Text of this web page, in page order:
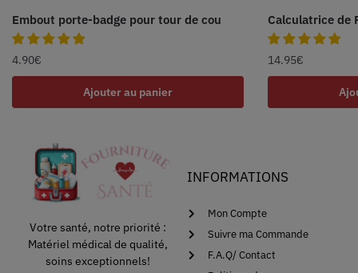
Embout porte-badge pour tour de cou
4.90€
Ajouter au panier
Calculatrice de
14.95€
Votre santé, notre priorité :
Matériel médical de qualité,
soins exceptionnels!
INFORMATIONS
Mon Compte
Suivre ma Commande
F.A.Q/ Contact